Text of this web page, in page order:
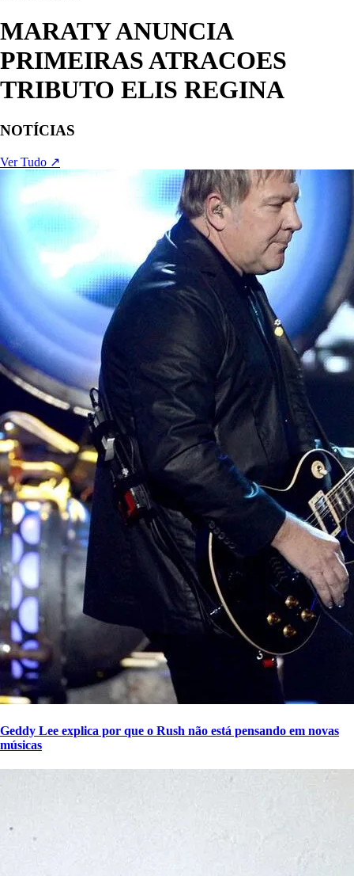
MARATY ANUNCIA
PRIMEIRAS ATRACOES
TRIBUTO ELIS REGINA
NOTÍCIAS
Ver Tudo ↗
Geddy Lee explica por que o Rush não está pensando em novas
músicas